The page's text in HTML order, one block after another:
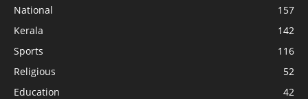
National
157
Kerala
142
Sports
116
Religious
52
Education
42